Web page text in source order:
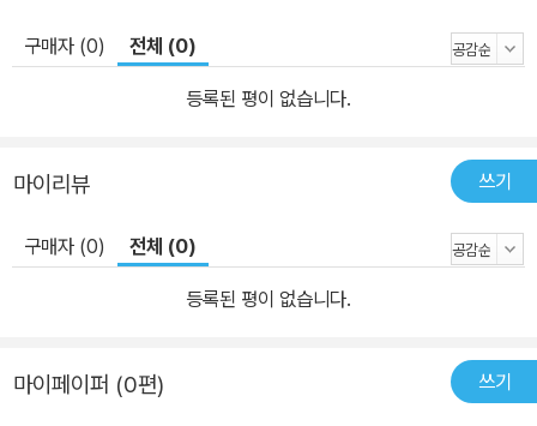
해하고 인정해야 한다. 미국 암허스트대학교 철학 교수인 루이즈 앤
터니는 인터뷰《세상을 인식하는 다양한 방법》에서 인간의 지각 능력
의 한계를 다양한 관점에서 설명하는데, 그중 가짜 뉴스에 대한 사람
한 역할”을 하고 있다. 인터넷 덕에 정보를 쉽게 이용할 수 있고, 그것
을 통해 가치판단을 정확하게 내릴 수도 있다. 하지만 인터넷을 이용
해 정치적 목적을 가지고 잘못된 정보와 음모론을 확산시키는 집단도
제법 많다. 이처럼 “날마다 인식론적 상황이 발생”함에도 불구하고
사람들은 올바른 지각 능력을 갖추려고 노력하기보다, 쉽게 믿어버리
시간 일해야 하거나 힘들게 육체노동을 해야 하거나 육아와 가사를
다른 사람에게 맡길 수밖에 없는 사람들은 정말 시간이 없는 사람들
구매자 (0) 전체 (0)
등록된 평이 없습니다.
마이리뷰 쓰기
구매자 (0) 전체 (0)
등록된 평이 없습니다.
마이페이퍼 (0편) 쓰기